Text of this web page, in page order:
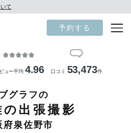
て
予約する
ュー平均 4.96 口コミ 53,473件
グラフの
出張撮影
府泉佐野市